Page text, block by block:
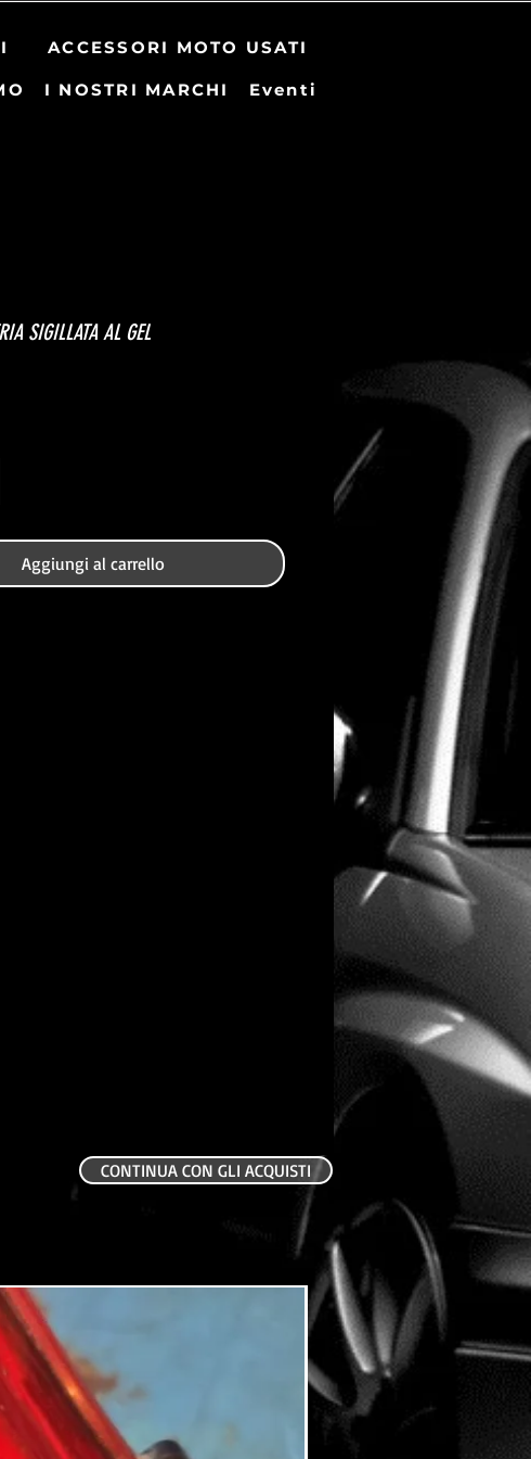
ACCESSORI MOTO USATI
I NOSTRI MARCHI Eventi
SIGILLATA AL GEL
Aggiungi al carrello
CONTINUA CON GLI ACQUISTI
USATO